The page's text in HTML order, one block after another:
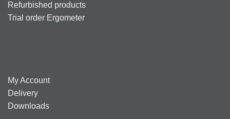
Refurbished products
Trial order Ergometer
My Account
Delivery
Downloads